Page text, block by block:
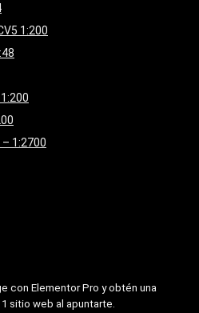
1:200
1:2700
con Elementor Pro y obtén una
sitio web al apuntarte.